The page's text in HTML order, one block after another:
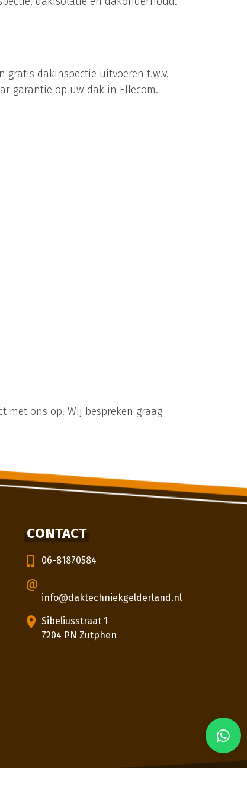
gratis dakinspectie uitvoeren t.w.v.
garantie op uw dak in Ellecom.
met ons op. Wij bespreken graag
CONTACT
06-81870584
info@daktechniekgelderland.nl
Sibeliusstraat 1
7204 PN Zutphen